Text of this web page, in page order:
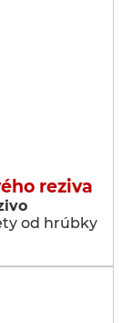
reziva
od hrúbky